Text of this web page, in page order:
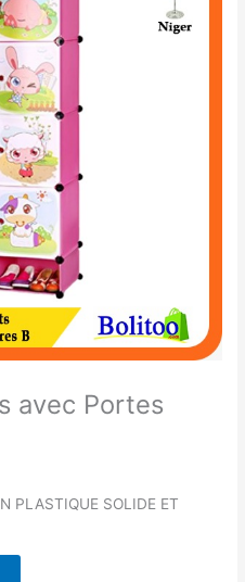
avec Portes
PLASTIQUE SOLIDE ET